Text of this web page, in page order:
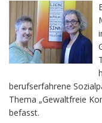
berufserfahrene
Thema „Gewaltfreie
befasst.